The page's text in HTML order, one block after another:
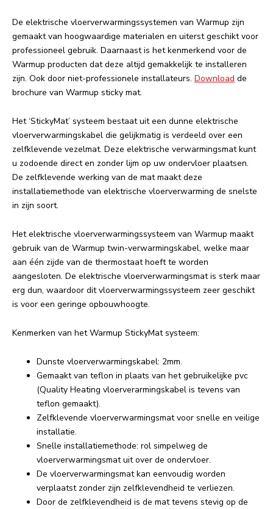
De elektrische vloerverwarmingssystemen van Warmup zijn
gemaakt van hoogwaardige materialen en uiterst geschikt voor
professioneel gebruik. Daarnaast is het kenmerkend voor de
Warmup producten dat deze altijd gemakkelijk te installeren
zijn. Ook door niet-professionele installateurs. Download de
brochure van Warmup sticky mat.
Het ‘StickyMat’ systeem bestaat uit een dunne elektrische
vloerverwarmingskabel die gelijkmatig is verdeeld over een
zelfklevende vezelmat. Deze elektrische verwarmingsmat kunt
u zodoende direct en zonder lijm op uw ondervloer plaatsen.
De zelfklevende werking van de mat maakt deze
installatiemethode van elektrische vloerverwarming de snelste
in zijn soort.
Het elektrische vloerverwarmingssysteem van Warmup maakt
gebruik van de Warmup twin-verwarmingskabel, welke maar
aan één zijde van de thermostaat hoeft te worden
aangesloten. De elektrische vloerverwarmingsmat is sterk maar
erg dun, waardoor dit vloerverwarmingssysteem zeer geschikt
is voor een geringe opbouwhoogte.
Kenmerken van het Warmup StickyMat systeem:
Dunste vloerverwarmingskabel: 2mm.
Gemaakt van teflon in plaats van het gebruikelijke pvc
(Quality Heating vloerverarmingskabel is tevens van
teflon gemaakt).
Zelfklevende vloerverwarmingsmat voor snelle en veilige
installatie.
Snelle installatiemethode: rol simpelweg de
vloerverwarmingsmat uit over de ondervloer.
De vloerverwarmingsmat kan eenvoudig worden
verplaatst zonder zijn zelfklevendheid te verliezen.
Door de zelfklevendheid is de mat tevens stevig op de